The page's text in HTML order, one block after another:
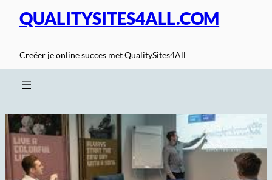
QUALITYSITES4ALL.COM
Creëer je online succes met QualitySites4All